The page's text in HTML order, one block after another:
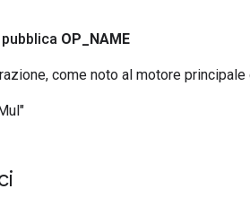
OP NAME
come noto al motore